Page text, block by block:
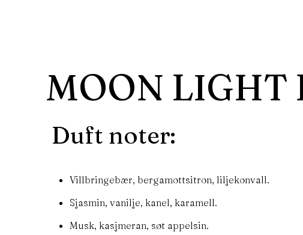
MOON
Duft noter:
Villbringebær, bergamottsitron, liljekonvall.
Sjasmin, vanilje, kanel, karamell.
Musk, kasjmeran, søt appelsin.